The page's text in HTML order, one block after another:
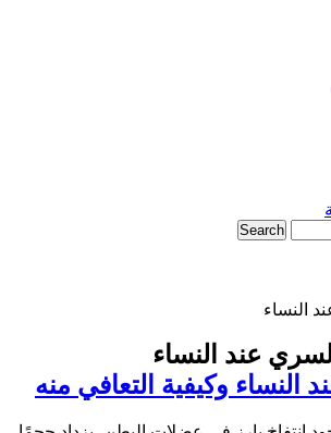
النساء
عند النساء
النساء وكيفية التعافي منه